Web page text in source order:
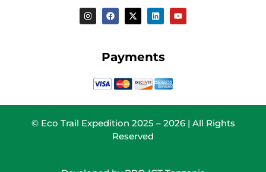
Payments
© Eco Trail Expedition 2025 – 2026 | All Rights
Reserved